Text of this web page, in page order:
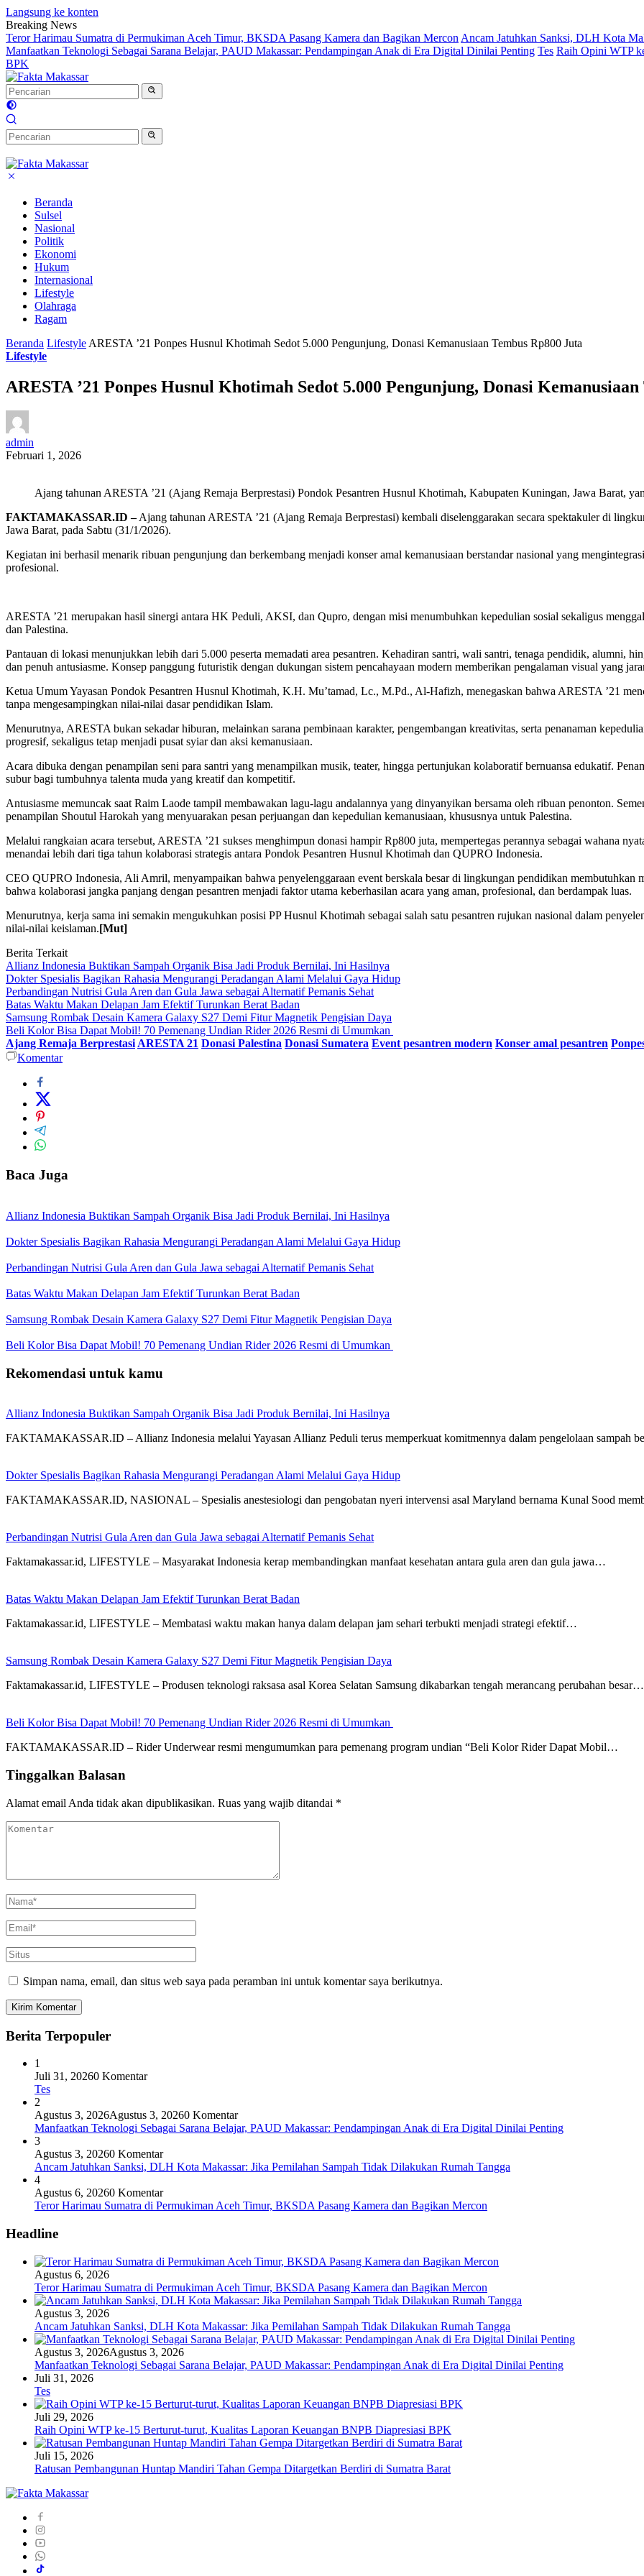
Langsung ke konten
Breaking News
Teror Harimau Sumatra di Permukiman Aceh Timur, BKSDA Pasang Kamera dan Bagikan Mercon Ancam Jatuhkan Sanksi, DLH Kota
Manfaatkan Teknologi Sebagai Sarana Belajar, PAUD Makassar: Pendampingan Anak di Era Digital Dinilai Penting Tes Raih Opini WTP
BPK
Beranda
Sulsel
Nasional
Politik
Ekonomi
Hukum
Internasional
Lifestyle
Olahraga
Ragam
Beranda Lifestyle ARESTA ’21 Ponpes Husnul Khotimah Sedot 5.000 Pengunjung, Donasi Kemanusiaan Tembus Rp800 Juta
Lifestyle
ARESTA ’21 Ponpes Husnul Khotimah Sedot 5.000 Pengunjung, Donasi
admin
Februari 1, 2026
Ajang tahunan ARESTA ’21 (Ajang Remaja Berprestasi) Pondok Pesantren Husnul Khotimah, Kabupaten Kuningan, Jawa Barat,
FAKTAMAKASSAR.ID –Ajang tahunan ARESTA ’21 (Ajang Remaja Berprestasi) kembali diselenggarakan secara spektakuler di
Jawa Barat, pada Sabtu (31/1/2026).
Kegiatan ini berhasil menarik ribuan pengunjung dan berkembang menjadi konser amal kemanusiaan berstandar nasional yang
profesional.
ARESTA ’21 merupakan hasil sinergi antara HK Peduli, AKSI, dan Qupro, dengan misi menumbuhkan kepedulian sosial sekaligus
dan Palestina.
Pantauan di lokasi menunjukkan lebih dari 5.000 peserta memadati area pesantren. Kehadiran santri, wali santri, tenaga pendidik, alumni,
dan penuh antusiasme. Konsep panggung futuristik dengan dukungan sistem pencahayaan modern memberikan pengalaman visual yang
Ketua Umum Yayasan Pondok Pesantren Husnul Khotimah, K.H. Mu’tamad, Lc., M.Pd., Al-Hafizh, menegaskan bahwa ARESTA ’21
tanpa mengesampingkan nilai-nilai dasar pendidikan Islam.
Menurutnya, ARESTA bukan sekadar hiburan, melainkan sarana pembinaan karakter, pengembangan kreativitas, serta penanaman
progresif, sekaligus tetap menjadi pusat syiar dan aksi kemanusiaan.
Acara dibuka dengan penampilan seni para santri yang menampilkan musik, teater, hingga pertunjukan kolaboratif bernuansa edukatif.
subur bagi tumbuhnya talenta muda yang kreatif dan kompetitif.
Antusiasme memuncak saat Raim Laode tampil membawakan lagu-lagu andalannya yang dinyanyikan bersama oleh ribuan penonton.
penampilan Shoutul Harokah yang menyuarakan pesan perjuangan dan kepedulian kemanusiaan, khususnya untuk Palestina.
Melalui rangkaian acara tersebut, ARESTA ’21 sukses menghimpun donasi hampir Rp800 juta, mempertegas perannya sebagai wahana
menandai lebih dari tiga tahun kolaborasi strategis antara Pondok Pesantren Husnul Khotimah dan QUPRO Indonesia.
CEO QUPRO Indonesia, Ali Amril, menyampaikan bahwa penyelenggaraan event berskala besar di lingkungan pendidikan membutuhkan
bahwa kolaborasi jangka panjang dengan pesantren menjadi faktor utama keberhasilan acara yang aman, profesional, dan berdampak luas.
Menurutnya, kerja sama ini semakin mengukuhkan posisi PP Husnul Khotimah sebagai salah satu pesantren rujukan nasional dalam
nilai-nilai keislaman. [Mut]
Berita Terkait
Allianz Indonesia Buktikan Sampah Organik Bisa Jadi Produk Bernilai, Ini Hasilnya
Dokter Spesialis Bagikan Rahasia Mengurangi Peradangan Alami Melalui Gaya Hidup
Perbandingan Nutrisi Gula Aren dan Gula Jawa sebagai Alternatif Pemanis Sehat
Batas Waktu Makan Delapan Jam Efektif Turunkan Berat Badan
Samsung Rombak Desain Kamera Galaxy S27 Demi Fitur Magnetik Pengisian Daya
Beli Kolor Bisa Dapat Mobil! 70 Pemenang Undian Rider 2026 Resmi di Umumkan
Ajang Remaja BerprestasiARESTA 21 Donasi Palestina Donasi Sumatera Event pesantren modern Konser amal pesantren
Komentar
Baca Juga
Allianz Indonesia Buktikan Sampah Organik Bisa Jadi Produk Bernilai, Ini Hasilnya
Dokter Spesialis Bagikan Rahasia Mengurangi Peradangan Alami Melalui Gaya Hidup
Perbandingan Nutrisi Gula Aren dan Gula Jawa sebagai Alternatif Pemanis Sehat
Batas Waktu Makan Delapan Jam Efektif Turunkan Berat Badan
Samsung Rombak Desain Kamera Galaxy S27 Demi Fitur Magnetik Pengisian Daya
Beli Kolor Bisa Dapat Mobil! 70 Pemenang Undian Rider 2026 Resmi di Umumkan
Rekomendasi untuk kamu
Allianz Indonesia Buktikan Sampah Organik Bisa Jadi Produk Bernilai, Ini Hasilnya
FAKTAMAKASSAR.ID – Allianz Indonesia melalui Yayasan Allianz Peduli terus memperkuat komitmennya dalam pengelolaan sampah
Dokter Spesialis Bagikan Rahasia Mengurangi Peradangan Alami Melalui Gaya Hidup
FAKTAMAKASSAR.ID, NASIONAL – Spesialis anestesiologi dan pengobatan nyeri intervensi asal Maryland bernama Kunal Sood
Perbandingan Nutrisi Gula Aren dan Gula Jawa sebagai Alternatif Pemanis Sehat
Faktamakassar.id, LIFESTYLE – Masyarakat Indonesia kerap membandingkan manfaat kesehatan antara gula aren dan gula jawa…
Batas Waktu Makan Delapan Jam Efektif Turunkan Berat Badan
Faktamakassar.id, LIFESTYLE – Membatasi waktu makan hanya dalam delapan jam sehari terbukti menjadi strategi efektif…
Samsung Rombak Desain Kamera Galaxy S27 Demi Fitur Magnetik Pengisian Daya
Faktamakassar.id, LIFESTYLE – Produsen teknologi raksasa asal Korea Selatan Samsung dikabarkan tengah merancang perubahan besar…
Beli Kolor Bisa Dapat Mobil! 70 Pemenang Undian Rider 2026 Resmi di Umumkan
FAKTAMAKASSAR.ID – Rider Underwear resmi mengumumkan para pemenang program undian “Beli Kolor Rider Dapat Mobil…
Tinggalkan Balasan
Alamat email Anda tidak akan dipublikasikan. Ruas yang wajib ditandai *
Simpan nama, email, dan situs web saya pada peramban ini untuk komentar saya berikutnya.
Berita Terpopuler
1
Juli 31, 20260 Komentar
Tes
2
Agustus 3, 2026Agustus 3, 20260 Komentar
Manfaatkan Teknologi Sebagai Sarana Belajar, PAUD Makassar: Pendampingan Anak di Era Digital Dinilai Penting
3
Agustus 3, 20260 Komentar
Ancam Jatuhkan Sanksi, DLH Kota Makassar: Jika Pemilahan Sampah Tidak Dilakukan Rumah Tangga
4
Agustus 6, 20260 Komentar
Teror Harimau Sumatra di Permukiman Aceh Timur, BKSDA Pasang Kamera dan Bagikan Mercon
Headline
Agustus 6, 2026
Teror Harimau Sumatra di Permukiman Aceh Timur, BKSDA Pasang Kamera dan Bagikan Mercon
Agustus 3, 2026
Ancam Jatuhkan Sanksi, DLH Kota Makassar: Jika Pemilahan Sampah Tidak Dilakukan Rumah Tangga
Agustus 3, 2026Agustus 3, 2026
Manfaatkan Teknologi Sebagai Sarana Belajar, PAUD Makassar: Pendampingan Anak di Era Digital Dinilai Penting
Juli 31, 2026
Tes
Juli 29, 2026
Raih Opini WTP ke-15 Berturut-turut, Kualitas Laporan Keuangan BNPB Diapresiasi BPK
Juli 15, 2026
Ratusan Pembangunan Huntap Mandiri Tahan Gempa Ditargetkan Berdiri di Sumatra Barat